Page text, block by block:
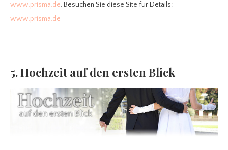
www.prisma.de. Besuchen Sie diese Site für Details:
www.prisma.de
5. Hochzeit auf den ersten Blick